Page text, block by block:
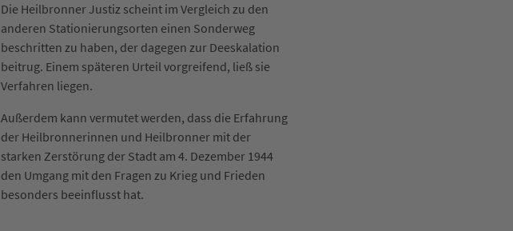
Die Heilbronner Justiz scheint im Vergleich zu den
anderen Stationierungsorten einen Sonderweg
beschritten zu haben, der dagegen zur Deeskalation
beitrug. Einem späteren Urteil vorgreifend, ließ sie
Verfahren liegen.
Außerdem kann vermutet werden, dass die Erfahrung
der Heilbronnerinnen und Heilbronner mit der
starken Zerstörung der Stadt am 4. Dezember 1944
den Umgang mit den Fragen zu Krieg und Frieden
besonders beeinflusst hat.